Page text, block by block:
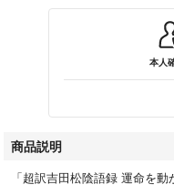
本人
商品説明
「超訳吉田松陰語録 運命を動